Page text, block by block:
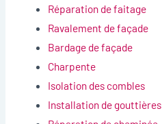
Réparation de faitage
Ravalement de façade
Bardage de façade
Charpente
Isolation des combles
Installation de gouttières